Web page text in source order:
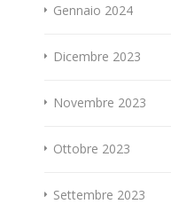
Gennaio 2024
Dicembre 2023
Novembre 2023
Ottobre 2023
Settembre 2023